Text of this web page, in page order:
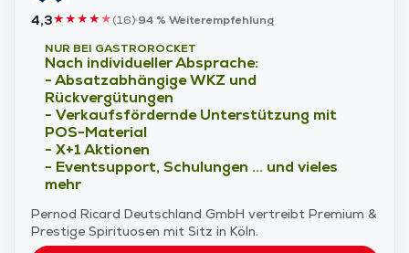
4,3★★★★★(16)94 % Weiterempfehlung
NUR BEI GASTROROCKET
Nach individueller Absprache:
- Absatzabhängige WKZ und
Rückvergütungen
- Verkaufsfördernde Unterstützung mit
POS-Material
- X+1 Aktionen
- Eventsupport, Schulungen ... und vieles
mehr
Pernod Ricard Deutschland GmbH vertreibt Premium &
Prestige Spirituosen mit Sitz in Köln.